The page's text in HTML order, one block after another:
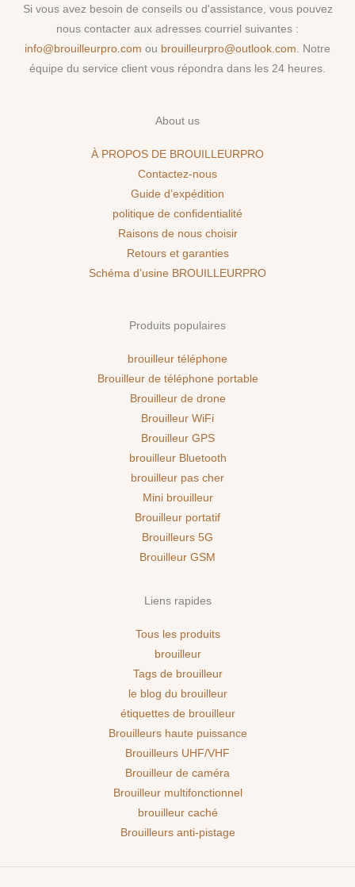
Si vous avez besoin de conseils ou d'assistance, vous pouvez
nous contacter aux adresses courriel suivantes :
info@brouilleurpro.com ou brouilleurpro@outlook.com . Notre
équipe du service client vous répondra dans les 24 heures.
About us
À PROPOS DE BROUILLEURPRO
Contactez-nous
Guide d’expédition
politique de confidentialité
Raisons de nous choisir
Retours et garanties
Schéma d’usine BROUILLEURPRO
Produits populaires
brouilleur téléphone
Brouilleur de téléphone portable
Brouilleur de drone
Brouilleur WiFi
Brouilleur GPS
brouilleur Bluetooth
brouilleur pas cher
Mini brouilleur
Brouilleur portatif
Brouilleurs 5G
Brouilleur GSM
Liens rapides
Tous les produits
brouilleur
Tags de brouilleur
le blog du brouilleur
étiquettes de brouilleur
Brouilleurs haute puissance
Brouilleurs UHF/VHF
Brouilleur de caméra
Brouilleur multifonctionnel
brouilleur caché
Brouilleurs anti-pistage